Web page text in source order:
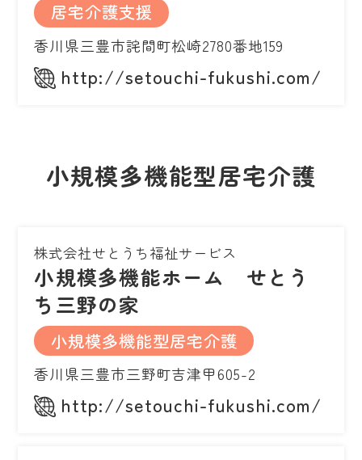
居宅介護支援
香川県三豊市詫間町松崎2780番地159
http://setouchi-fukushi.com/
小規模多機能型居宅介護
株式会社せとうち福祉サービス
小規模多機能ホーム せとう
ち三野の家
小規模多機能型居宅介護
香川県三豊市三野町吉津甲605-2
http://setouchi-fukushi.com/